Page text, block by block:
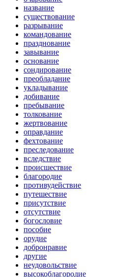
название
существование
разрывание
командование
празднование
завывание
основание
сондирование
преобладание
укладывание
добивание
пребывание
толкование
жертвование
оправдание
фехтование
преследование
вследствие
происшествие
благородие
противудействие
путешествие
присутствие
отсутствие
богословие
пособие
орудие
добронравие
другие
неудовольствие
высокоблагородие